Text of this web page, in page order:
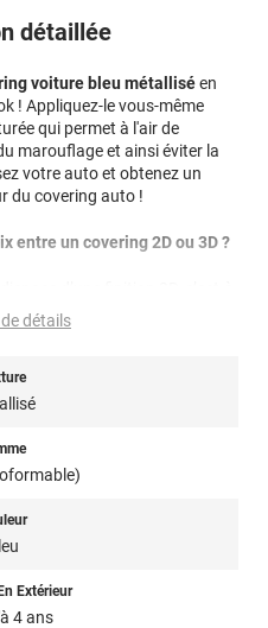
détaillée
voiture bleu métalliséen
! Appliquez-le vous-même
qui permet à l'air de
marouflage et ainsi éviter la
votre auto et obtenez un
du covering auto !
entre un covering 2D ou 3D ?
donc sensible à la chaleur
il est conseillé dans la
un
comme des rétroviseurs par
détails
Extérieur
4 ans